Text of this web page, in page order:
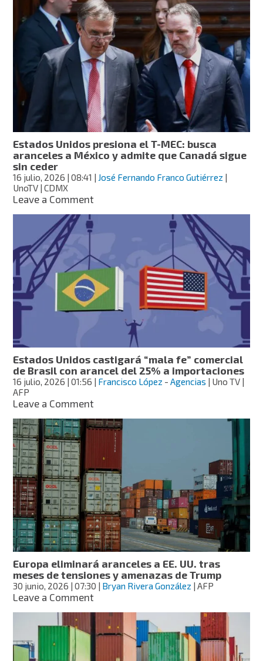
acusa
a
EE.
UU.
de
violar
el
T-
MEC
tras
anunciar
arancel
del
50%
Estados Unidos presiona el T-MEC: busca
aranceles a México y admite que Canadá sigue
sin ceder
16 julio, 2026 | 08:41 | José Fernando Franco Gutiérrez |
UnoTV | CDMX
Leave a Commenton
T-
MEC:
busca
aranceles
a
que
Canadá
sigue
sin
Estados Unidos castigará “mala fe” comercial
de Brasil con arancel del 25% a importaciones
16 julio, 2026 | 01:56 | Francisco López -Agencias | Uno TV |
AFP
Leave a Commenton
Unidos
castigará
“mala
fe”
comercial
de
Brasil
con
arancel
del
25%
a
importaciones
Europa eliminará aranceles a EE. UU. tras
meses de tensiones y amenazas de Trump
30 junio, 2026 | 07:30 | Bryan Rivera González | AFP
Leave a Commenton
eliminará
aranceles